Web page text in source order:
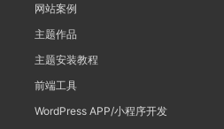
网站案例
主题作品
主题安装教程
前端工具
WordPress APP/小程序开发